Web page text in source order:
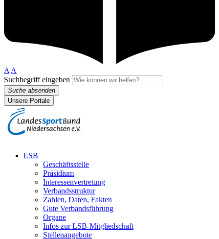
A A
Suchbegriff eingeben
Suche absenden
Unsere Portale
LSB
Geschäftsstelle
Präsidium
Interessenvertretung
Verbandsstruktur
Zahlen, Daten, Fakten
Gute Verbandsführung
Organe
Infos zur LSB-Mitgliedschaft
Stellenangebote